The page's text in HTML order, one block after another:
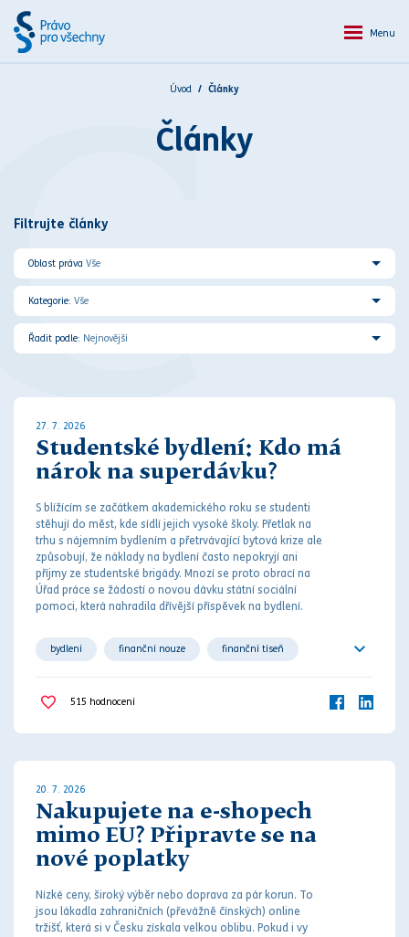
Menu
Úvod Články
Články
Filtrujte články
Oblast práva Vše
Kategorie: Vše
Řadit podle: Nejnovější
27. 7. 2026
Studentské bydlení: Kdo má
nárok na superdávku?
S blížícím se začátkem akademického roku se studenti
stěhují do měst, kde sídlí jejich vysoké školy. Přetlak na
trhu s nájemním bydlením a přetrvávající bytová krize ale
způsobují, že náklady na bydlení často nepokryjí ani
příjmy ze studentské brigády. Mnozí se proto obrací na
Úřad práce se žádostí o novou dávku státní sociální
pomoci, která nahradila dřívější příspěvek na bydlení.
bydlení finanční nouze finanční tíseň
sociální dávka sociální zabezpečení
společné bydlení
515 hodnocení
20. 7. 2026
Nakupujete na e-shopech
mimo EU? Připravte se na
nové poplatky
Nízké ceny, široký výběr nebo doprava za pár korun. To
jsou lákadla zahraničních (převážně čínských) online
tržišť, která si v Česku získala velkou oblibu. Pokud i vy